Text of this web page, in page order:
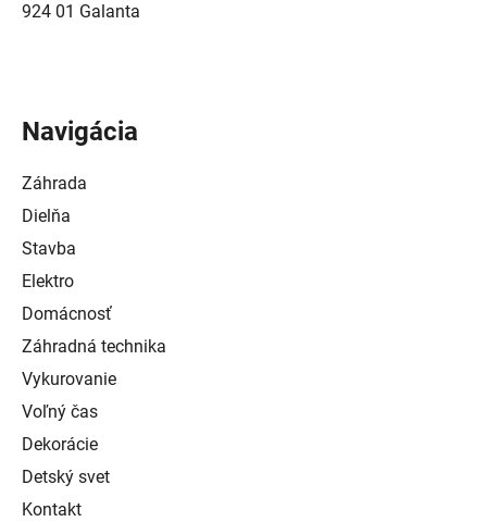
924 01 Galanta
Navigácia
Záhrada
Dielňa
Stavba
Elektro
Domácnosť
Záhradná technika
Vykurovanie
Voľný čas
Dekorácie
Detský svet
Kontakt